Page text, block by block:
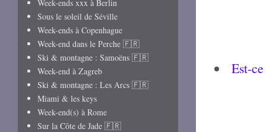
Est-
Week-ends xxx à Berlin
Sous le soleil de Séville
Week-ends à Copenhague
Week-end dans le Perche 🇫🇷
Ski & montagne : Samoëns 🇫🇷
Week-end à Zagreb
Ski & montagne : Les Arcs 🇫🇷
Miami & les keys
Week-end(s) à Rome
Sur la Côte de Jade 🇫🇷